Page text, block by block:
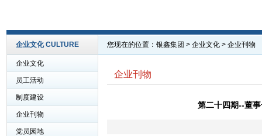
企业文化 CULTURE
企业文化
员工活动
制度建设
企业刊物
党员园地
您现在的位置： 银鑫集团 > 企业文化 > 企业刊物
企业刊物
第二十四期--董